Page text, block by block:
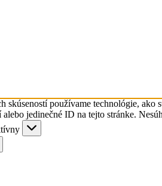
skúseností používame technológie,
jedinečné ID na tejto stránke.